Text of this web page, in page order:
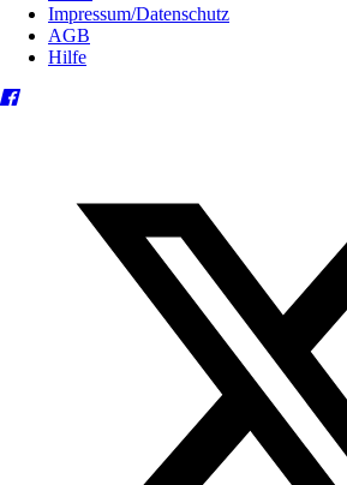
Impressum/Datenschutz
AGB
Hilfe